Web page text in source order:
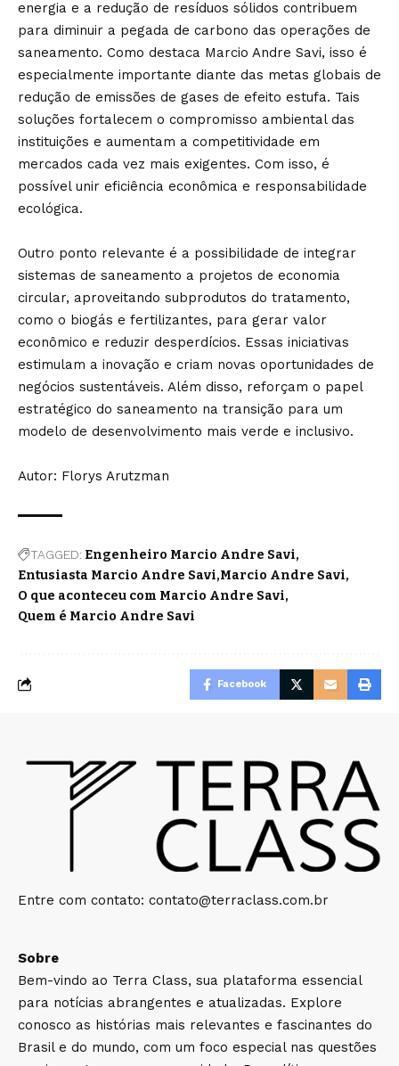
energia e a redução de resíduos sólidos contribuem
para diminuir a pegada de carbono das operações de
saneamento. Como destaca Marcio Andre Savi, isso é
especialmente importante diante das metas globais de
redução de emissões de gases de efeito estufa. Tais
soluções fortalecem o compromisso ambiental das
instituições e aumentam a competitividade em
mercados cada vez mais exigentes. Com isso, é
possível unir eficiência econômica e responsabilidade
ecológica.
Outro ponto relevante é a possibilidade de integrar
sistemas de saneamento a projetos de economia
circular, aproveitando subprodutos do tratamento,
como o biogás e fertilizantes, para gerar valor
econômico e reduzir desperdícios. Essas iniciativas
estimulam a inovação e criam novas oportunidades de
negócios sustentáveis. Além disso, reforçam o papel
estratégico do saneamento na transição para um
modelo de desenvolvimento mais verde e inclusivo.
Autor: Florys Arutzman
TAGGED: Engenheiro Marcio Andre Savi
Entusiasta Marcio Andre Savi Marcio Andre Savi
O que aconteceu com Marcio Andre Savi
Quem é Marcio Andre Savi
Facebook
Entre com contato: contato@terraclass.com.br
Sobre
Bem-vindo ao Terra Class, sua plataforma essencial
para notícias abrangentes e atualizadas. Explore
conosco as histórias mais relevantes e fascinantes do
Brasil e do mundo, com um foco especial nas questões